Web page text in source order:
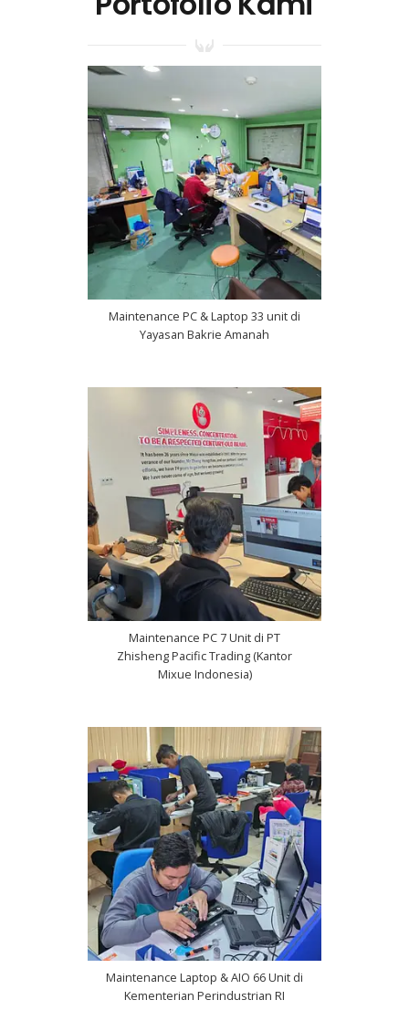
Maintenance PC & Laptop 33 unit di
Yayasan Bakrie Amanah
Maintenance PC 7 Unit di PT
Zhisheng Pacific Trading (Kantor
Mixue Indonesia)
Maintenance Laptop & AIO 66 Unit di
Kementerian Perindustrian RI